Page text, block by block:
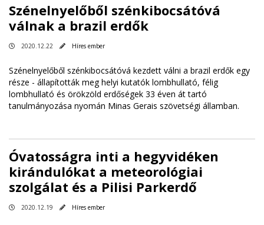
Szénelnyelőből szénkibocsátóvá
válnak a brazil erdők
2020.12.22 Híres ember
Szénelnyelőből szénkibocsátóvá kezdett válni a brazil erdők egy
része - állapították meg helyi kutatók lombhullató, félig
lombhullató és örökzöld erdőségek 33 éven át tartó
tanulmányozása nyomán Minas Gerais szövetségi államban.
Óvatosságra inti a hegyvidéken
kirándulókat a meteorológiai
szolgálat és a Pilisi Parkerdő
2020.12.19 Híres ember